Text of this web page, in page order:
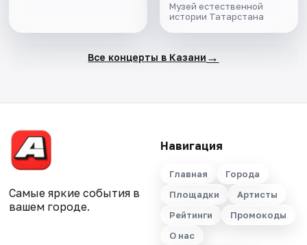
Музей естественной
истории Татарстана
Все концерты в Казани →
Самые яркие события в
вашем городе.
Навигация
Главная
Города
Площадки
Артисты
Рейтинги
Промокоды
О нас